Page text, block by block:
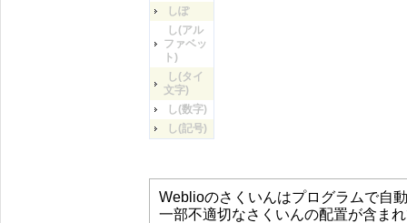
しぽ
し(アル
ファベッ
ト)
し(タイ
文字)
し(数字)
し(記号)
Weblioのさくいんはプログラムで自
一部不適切なさくいんの配置が含ま